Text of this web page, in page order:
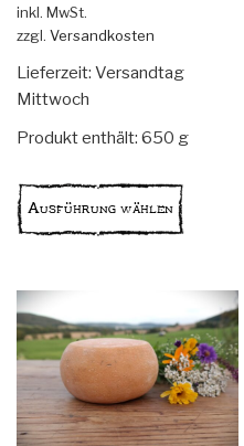
inkl. MwSt.
zzgl. Versandkosten
Lieferzeit: Versandtag
Mittwoch
Produkt enthält: 650 g
Ausführung wählen
Die
Optionen
können
auf
der